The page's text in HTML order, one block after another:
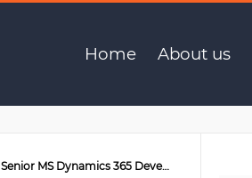
Home About us
Senior MS Dynamics 365 Developer